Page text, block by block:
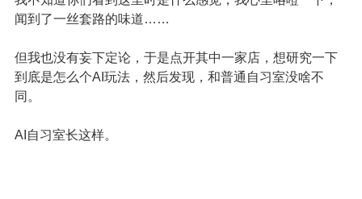
闻到了一丝套路的味道……
但我也没有妄下定论，于是点开其中一家店，想研究一下
到底是怎么个AI玩法，然后发现，和普通自习室没啥不
同。
AI自习室长这样。